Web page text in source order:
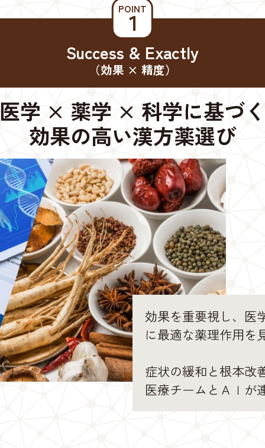
POINT
１
Success & Exactly
（効果 × 精度）
医学 × 薬学 × 科学に基づく
効果の高い漢方薬選び
効果を重要視し、
に最適な薬理作用を
症状の緩和と根本改
医療チームとＡＩが